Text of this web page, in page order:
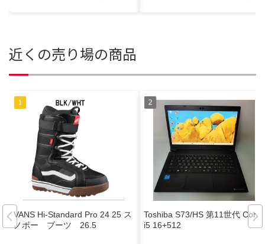
近くの売り場の商品
VANS Hi-Standard Pro 24 25 ス
ノボー ブーツ 26.5
Toshiba S73/HS 第11世代 Core
i5 16+512